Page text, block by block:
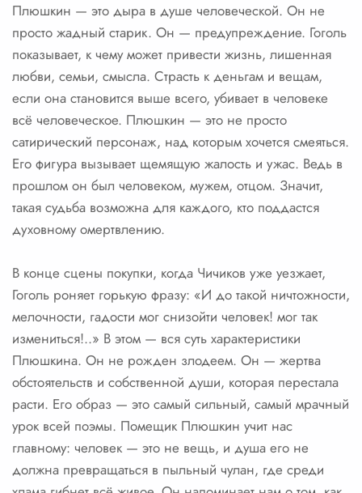
Плюшкин — это дыра в душе человеческой. Он не
просто жадный старик. Он — предупреждение. Гоголь
показывает, к чему может привести жизнь, лишенная
любви, семьи, смысла. Страсть к деньгам и вещам,
если она становится выше всего, убивает в человеке
всё человеческое. Плюшкин — это не просто
сатирический персонаж, над которым хочется смеяться.
Его фигура вызывает щемящую жалость и ужас. Ведь в
прошлом он был человеком, мужем, отцом. Значит,
такая судьба возможна для каждого, кто поддастся
духовному омертвлению.
В конце сцены покупки, когда Чичиков уже уезжает,
Гоголь роняет горькую фразу: «И до такой ничтожности,
мелочности, гадости мог снизойти человек! мог так
измениться!..» В этом — вся суть характеристики
Плюшкина. Он не рожден злодеем. Он — жертва
обстоятельств и собственной души, которая перестала
расти. Его образ — это самый сильный, самый мрачный
урок всей поэмы. Помещик Плюшкин учит нас
главному: человек — это не вещь, и душа его не
должна превращаться в пыльный чулан, где среди